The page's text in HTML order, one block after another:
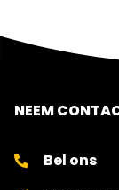
NEEM
Bel ons